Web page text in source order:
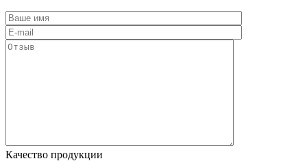
Качество продукции